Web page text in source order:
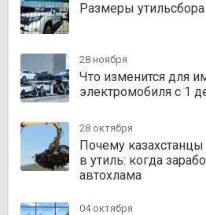
Размеры
28 ноября
Что изменится для
электромобиля с 1
28 октября
Почему казахстанцы
в утиль: когда
автохлама
04 октября